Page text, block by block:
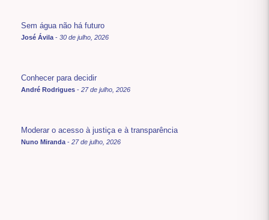
Sem água não há futuro
José Ávila - 30 de julho, 2026
Conhecer para decidir
André Rodrigues - 27 de julho, 2026
Moderar o acesso à justiça e à transparência
Nuno Miranda - 27 de julho, 2026